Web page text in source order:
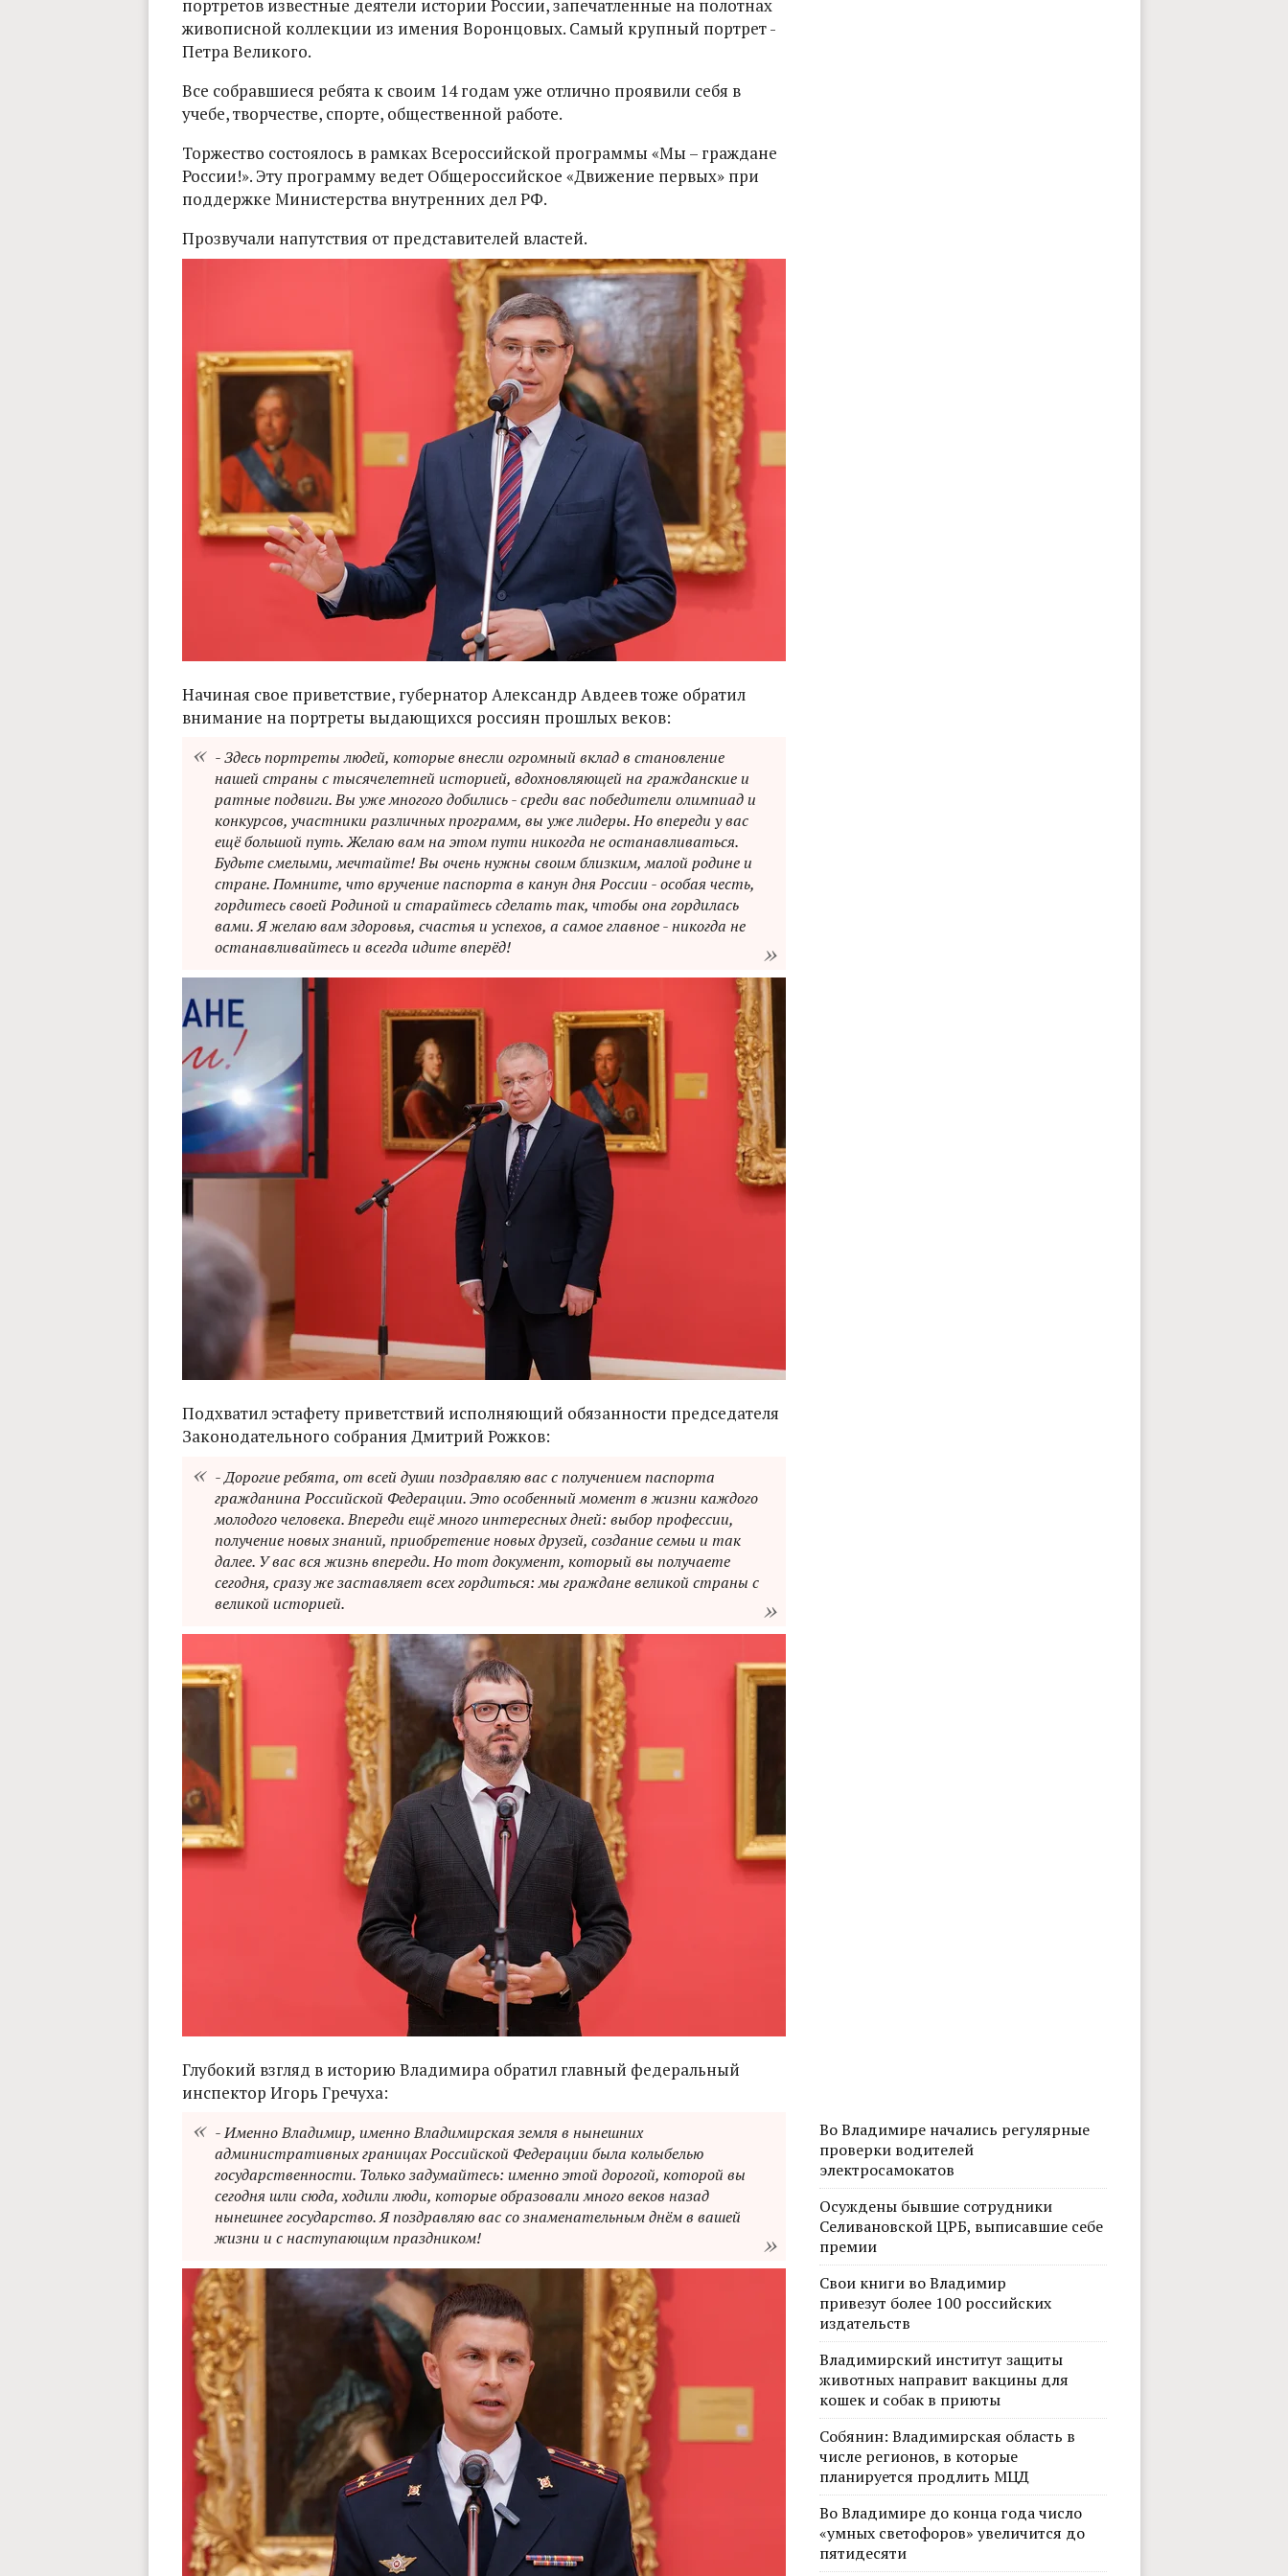
портретов известные деятели истории России, запечатленные на полотнах
живописной коллекции из имения Воронцовых. Самый крупный портрет -
Петра Великого.
Все собравшиеся ребята к своим 14 годам уже отлично проявили себя в
учебе, творчестве, спорте, общественной работе.
Торжество состоялось в рамках Всероссийской программы «Мы – граждане
России!». Эту программу ведет Общероссийское «Движение первых» при
поддержке Министерства внутренних дел РФ.
Прозвучали напутствия от представителей властей.
Начиная свое приветствие, губернатор Александр Авдеев тоже обратил
внимание на портреты выдающихся россиян прошлых веков:
- Здесь портреты людей, которые внесли огромный вклад в становление
нашей страны с тысячелетней историей, вдохновляющей на гражданские и
ратные подвиги. Вы уже многого добились - среди вас победители олимпиад и
конкурсов, участники различных программ, вы уже лидеры. Но впереди у вас
ещё большой путь. Желаю вам на этом пути никогда не останавливаться.
Будьте смелыми, мечтайте! Вы очень нужны своим близким, малой родине и
стране. Помните, что вручение паспорта в канун дня России - особая честь,
гордитесь своей Родиной и старайтесь сделать так, чтобы она гордилась
вами. Я желаю вам здоровья, счастья и успехов, а самое главное - никогда не
останавливайтесь и всегда идите вперёд!
Подхватил эстафету приветствий исполняющий обязанности председателя
Законодательного собрания Дмитрий Рожков:
- Дорогие ребята, от всей души поздравляю вас с получением паспорта
гражданина Российской Федерации. Это особенный момент в жизни каждого
молодого человека. Впереди ещё много интересных дней: выбор профессии,
получение новых знаний, приобретение новых друзей, создание семьи и так
далее. У вас вся жизнь впереди. Но тот документ, который вы получаете
сегодня, сразу же заставляет всех гордиться: мы граждане великой страны с
великой историей.
Глубокий взгляд в историю Владимира обратил главный федеральный
инспектор Игорь Гречуха:
- Именно Владимир, именно Владимирская земля в нынешних
административных границах Российской Федерации была колыбелью
государственности. Только задумайтесь: именно этой дорогой, которой вы
сегодня шли сюда, ходили люди, которые образовали много веков назад
нынешнее государство. Я поздравляю вас со знаменательным днём в вашей
жизни и с наступающим праздником!
Во Владимире начались регулярные
проверки водителей
электросамокатов
Осуждены бывшие сотрудники
Селивановской ЦРБ, выписавшие себе
премии
Свои книги во Владимир
привезут более 100 российских
издательств
Владимирский институт защиты
животных направит вакцины для
кошек и собак в приюты
Собянин: Владимирская область в
числе регионов, в которые
планируется продлить МЦД
Во Владимире до конца года число
«умных светофоров» увеличится до
пятидесяти